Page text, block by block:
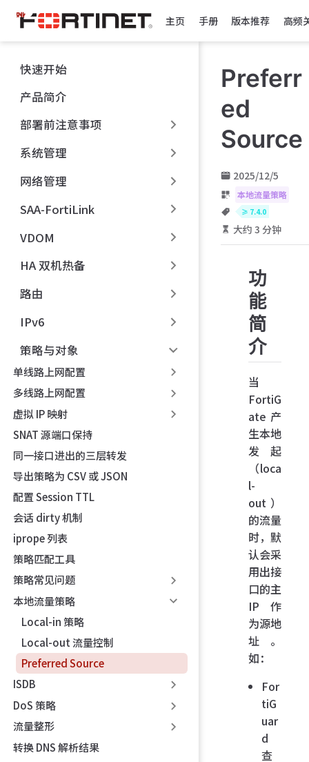
跳
至
主
內
容
主页 手册 版本推荐 高频
快速开始
产品简介
部署前注意事项
系统管理
网络管理
SAA-FortiLink
VDOM
HA 双机热备
路由
IPv6
策略与对象
单线路上网配置
多线路上网配置
虚拟 IP 映射
SNAT 源端口保持
同一接口进出的三层转发
导出策略为 CSV 或 JSON
配置 Session TTL
会话 dirty 机制
iprope 列表
策略匹配工具
策略常见问题
本地流量策略
Local-in 策略
Local-out 流量控制
Preferred Source
ISDB
DoS 策略
流量整形
转换 DNS 解析结果
Preferr
ed
Source
2025/12/5
本地流量策略
≥ 7.4.0
大约 3 分钟
功
能
简
介
当
FortiG
ate 产
生本地
发起
（loca
l-
out）
的流量
时，默
认会采
用出接
口的主
IP 作
为源地
址。
如：
For
tiG
uar
d
查